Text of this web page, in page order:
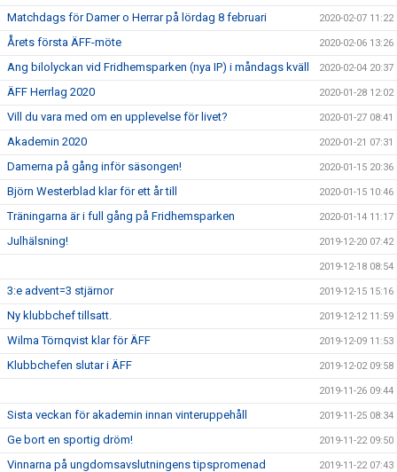
Matchdags för Damer o Herrar på lördag 8 februari 2020-02-07 11:22
Årets första ÄFF-möte 2020-02-06 13:26
Ang bilolyckan vid Fridhemsparken (nya IP) i måndags kväll 2020-02-04 20:37
ÄFF Herrlag 2020 2020-01-28 12:02
Vill du vara med om en upplevelse för livet? 2020-01-27 08:41
Akademin 2020 2020-01-21 07:31
Damerna på gång inför säsongen! 2020-01-15 20:36
Björn Westerblad klar för ett år till 2020-01-15 10:46
Träningarna är i full gång på Fridhemsparken 2020-01-14 11:17
Julhälsning! 2019-12-20 07:42
2019-12-18 08:54
3:e advent=3 stjärnor 2019-12-15 15:16
Ny klubbchef tillsatt. 2019-12-12 11:59
Wilma Törnqvist klar för ÄFF 2019-12-09 11:53
Klubbchefen slutar i ÄFF 2019-12-02 09:58
2019-11-26 09:44
Sista veckan för akademin innan vinteruppehåll 2019-11-25 08:34
Ge bort en sportig dröm! 2019-11-22 09:50
Vinnarna på ungdomsavslutningens tipspromenad 2019-11-22 07:43